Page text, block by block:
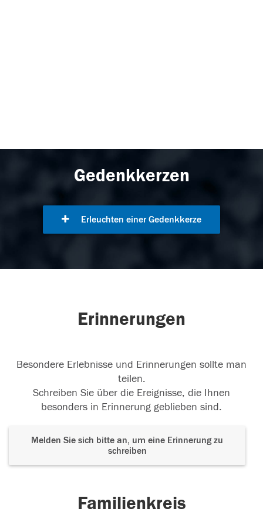
Gedenkkerzen
Erleuchten einer Gedenkkerze
Erinnerungen
Besondere Erlebnisse und Erinnerungen sollte man
teilen.
Schreiben Sie über die Ereignisse, die Ihnen
besonders in Erinnerung geblieben sind.
Melden Sie sich bitte an, um eine Erinnerung zu
schreiben
Familienkreis